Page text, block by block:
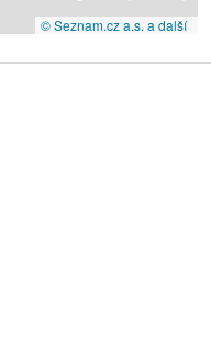
© Seznam.cz a.s. a další